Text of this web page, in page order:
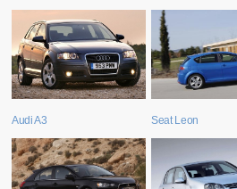
Audi A3 Seat Leon